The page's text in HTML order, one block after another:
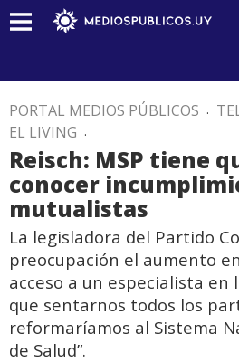
PORTAL MEDIOS PÚBLICOS .
EL LIVING .
Reisch: MSP tiene
conocer
mutualistas
La legisladora del Partido
preocupación el aumento
acceso a un especialista en
que sentarnos todos los
reformaríamos al Sistema
de Salud”.